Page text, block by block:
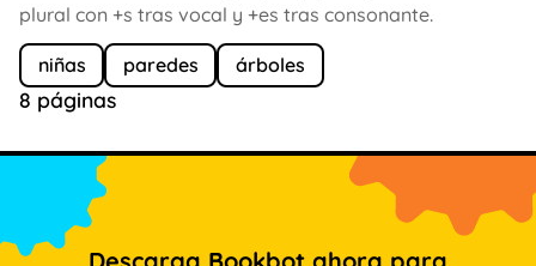
plural con +s tras vocal y +es tras consonante.
niñas paredes árboles
8 páginas